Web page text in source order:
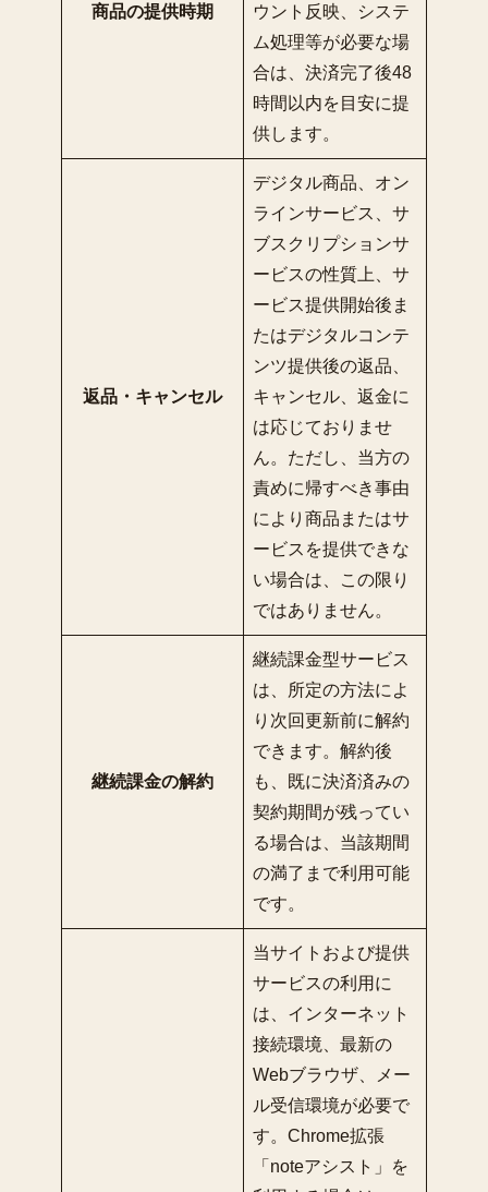
商品の提供時期
ウント反映、システ
ム処理等が必要な場
合は、決済完了後48
時間以内を目安に提
供します。
返品・キャンセル
デジタル商品、オン
ラインサービス、サ
ブスクリプションサ
ービスの性質上、サ
ービス提供開始後ま
たはデジタルコンテ
ンツ提供後の返品、
キャンセル、返金に
は応じておりませ
ん。ただし、当方の
責めに帰すべき事由
により商品またはサ
ービスを提供できな
い場合は、この限り
ではありません。
継続課金の解約
継続課金型サービス
は、所定の方法によ
り次回更新前に解約
できます。解約後
も、既に決済済みの
契約期間が残ってい
る場合は、当該期間
の満了まで利用可能
です。
当サイトおよび提供
サービスの利用に
は、インターネット
接続環境、最新の
Webブラウザ、メー
ル受信環境が必要で
す。Chrome拡張
「noteアシスト」を